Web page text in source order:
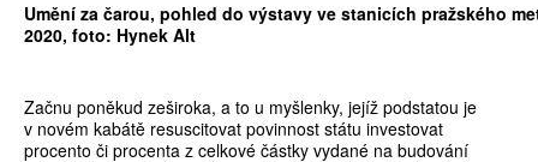
Umění za čarou, pohled do výstavy ve stanicích pražského
2020, foto: Hynek Alt
Začnu poněkud zeširoka, a to u myšlenky, jejíž podstatou je
v novém kabátě resuscitovat povinnost státu investovat
procento či procenta z celkové částky vydané na budování